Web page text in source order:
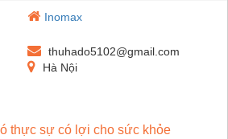
Inomax
thuhado5102@gmail.com
Hà Nội
thực sự có lợi cho sức khỏe